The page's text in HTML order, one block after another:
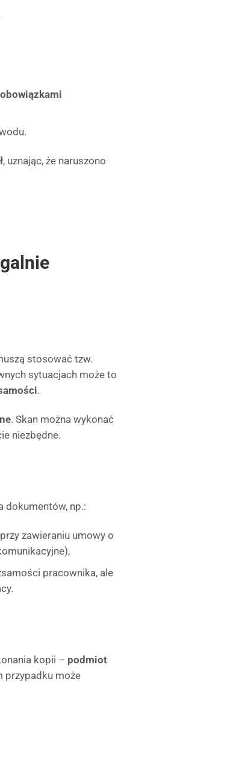
, uznając, że naruszono
stosować tzw.
sytuacjach może to
.
. Skan można wykonać
niezbędne.
dokumentów, np.:
zawieraniu umowy o
pracownika, ale
kopii – podmiot
przypadku może